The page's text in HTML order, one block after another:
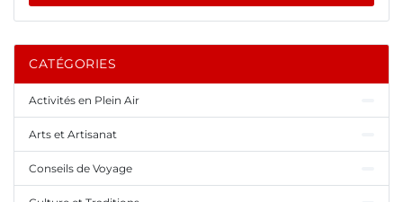
CATÉGORIES
Activités en Plein Air
Arts et Artisanat
Conseils de Voyage